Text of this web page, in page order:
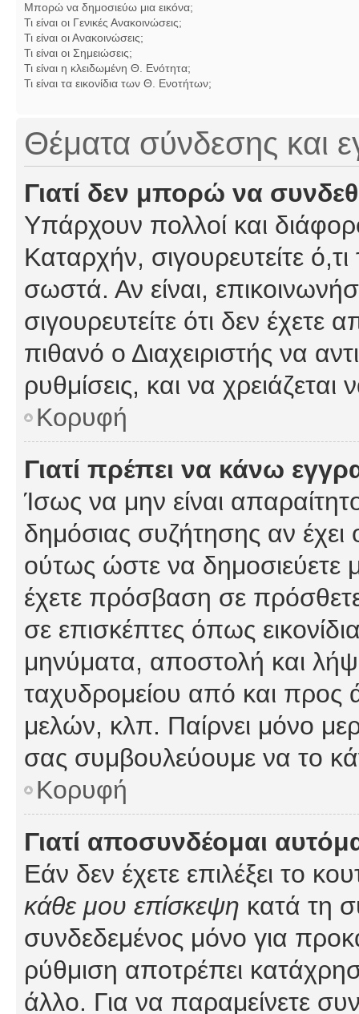
Μπορώ να δημοσιεύω μια εικόνα;
Τι είναι οι Γενικές Ανακοινώσεις;
Τι είναι οι Ανακοινώσεις;
Τι είναι οι Σημειώσεις;
Τι είναι η κλειδωμένη Θ. Ενότητα;
Τι είναι τα εικονίδια των Θ. Ενοτήτων;
Θέματα σύνδεσης και
Γιατί δεν μπορώ να
Υπάρχουν πολλοί και
Καταρχήν, σιγουρευτείτε
σωστά. Αν είναι,
σιγουρευτείτε ότι δεν έχετε
πιθανό ο Διαχειριστής να
ρυθμίσεις, και να χρειάζεται
Κορυφή
Γιατί πρέπει να κάνω
Ίσως να μην είναι
δημόσιας συζήτησης αν έχει
ούτως ώστε να δημοσιεύετε
έχετε πρόσβαση σε
σε επισκέπτες όπως
μηνύματα, αποστολή και
ταχυδρομείου από και προς
μελών, κλπ. Παίρνει μόνο
σας συμβουλεύουμε να το
Κορυφή
Γιατί αποσυνδέομαι
Εάν δεν έχετε επιλέξει το
κάθε μου επίσκεψη κατά τη
συνδεδεμένος μόνο για
ρύθμιση αποτρέπει
άλλο. Για να παραμείνετε